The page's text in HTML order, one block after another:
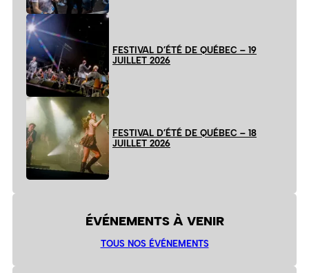
FESTIVAL D’ÉTÉ DE QUÉBEC – 19
JUILLET 2026
FESTIVAL D’ÉTÉ DE QUÉBEC – 18
JUILLET 2026
ÉVÉNEMENTS À VENIR
TOUS NOS ÉVÉNEMENTS